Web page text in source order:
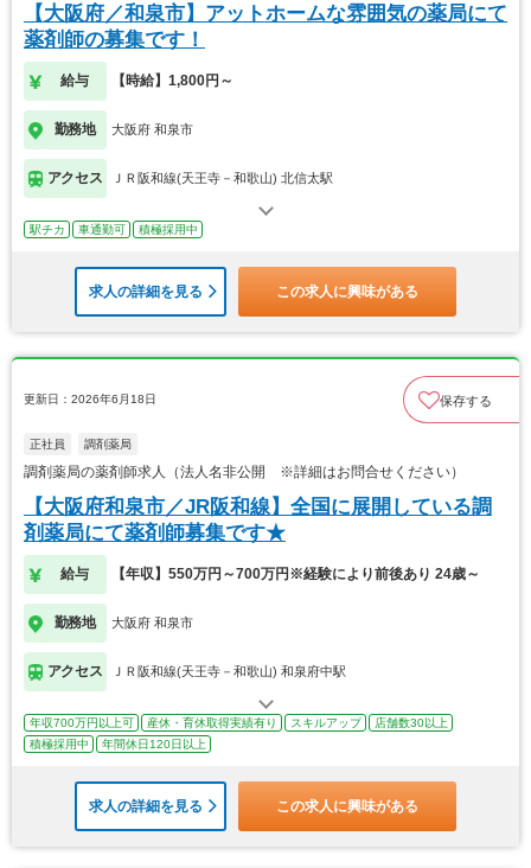
【大阪府／和泉市】アットホームな雰囲気の薬局にて
薬剤師の募集です！
給与 【時給】1,800円～
勤務地 大阪府 和泉市
アクセス ＪＲ阪和線(天王寺－和歌山) 北信太駅
駅チカ 車通勤可 積極採用中
求人の詳細を見る この求人に興味がある
更新日：2026年6月18日 保存する
正社員 調剤薬局
調剤薬局の薬剤師求人（法人名非公開 ※詳細はお問合せください）
【大阪府和泉市／JR阪和線】全国に展開している調
剤薬局にて薬剤師募集です★
給与 【年収】550万円～700万円※経験により前後あり 24歳～
勤務地 大阪府 和泉市
アクセス ＪＲ阪和線(天王寺－和歌山) 和泉府中駅
年収700万円以上可 産休・育休取得実績有り スキルアップ
店舗数30以上
積極採用中
年間休日120日以上
求人の詳細を見る この求人に興味がある